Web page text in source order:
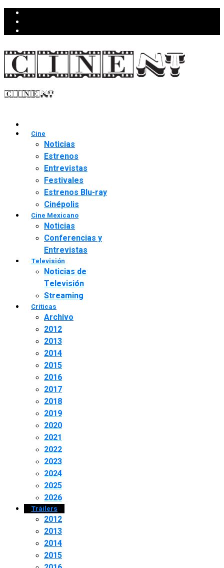
Cine
Noticias
Estrenos
Entrevistas
Festivales
Estrenos Blu-ray
Cinépolis
Cine Mexicano
Noticias
Conferencias y
Entrevistas
Televisión
Noticias de
Televisión
Streaming
Críticas
Archivo
2012
2013
2014
2015
2016
2017
2018
2019
2020
2021
2022
2023
2024
2025
2026
Tráilers
2012
2013
2014
2015